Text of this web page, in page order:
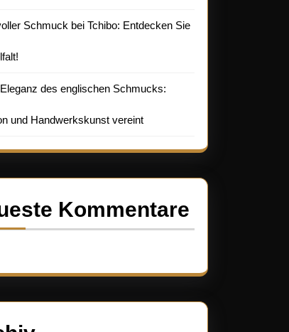
Schmuck bei Tchibo: Entdecken Sie
des englischen Schmucks:
und Handwerkskunst vereint
Kommentare